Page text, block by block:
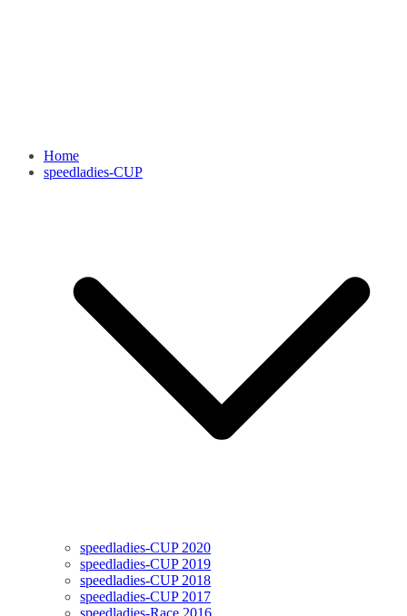
Home
speedladies-CUP
speedladies-CUP 2020
speedladies-CUP 2019
speedladies-CUP 2018
speedladies-CUP 2017